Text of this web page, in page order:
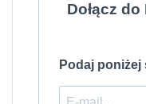
Dołącz
Podaj poniżej